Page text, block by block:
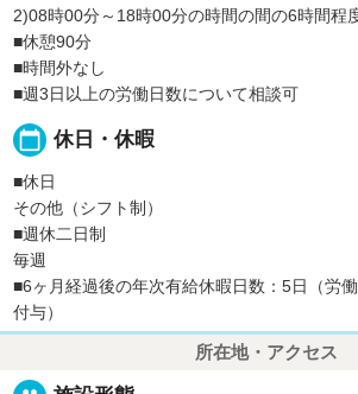
2)08時00分～18時00分の時間の間の6時間程
■休憩90分
■時間外なし
■週3日以上の労働日数について相談可
calendar_today 休日・休暇
■休日
その他（シフト制）
■週休二日制
毎週
■6ヶ月経過後の年次有給休暇日数：5日（労
付与）
所在地・アクセス